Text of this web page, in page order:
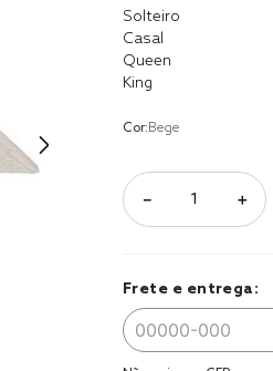
Solteiro
Casal
Queen
King
Cor:Bege
＋
－
Frete e entrega:
jogo cama
casal